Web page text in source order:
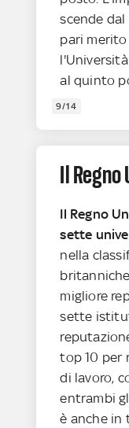
scende
pari
al quinto
9/14
Il Regno
Il Regno
sette
nella
migliore
sette
top 10 per
di lavoro,
entrambi
è anche in